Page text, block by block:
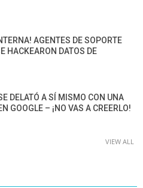
AGENTES DE SOPORTE
HACKEARON DATOS DE
DELATÓ A SÍ MISMO CON UNA
GOOGLE – ¡NO VAS A CREERLO!
VIEW ALL